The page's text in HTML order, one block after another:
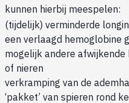
kunnen hierbij meespelen:
(tijdelijk) verminderde
een verlaagd hemoglobine
mogelijk andere
of nieren
verkramping van de
‘pakket’ van spieren rond